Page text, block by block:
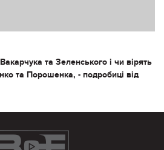
та Зеленського і чи вірять
та Порошенка, - подробиці від